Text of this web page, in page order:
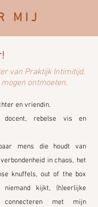
van Praktijk Intimitijd.
ontmoeten.
en vriendin.
docent, rebelse vis en
mens die houdt van
in chaos, het
knuffels, out of the box
kijkt, (h)eerlijke
connecteren met mijn
M I J